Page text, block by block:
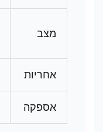
מצב
אחריות
אספקה